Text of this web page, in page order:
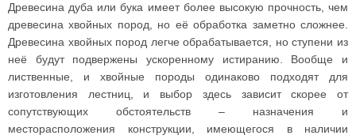
Древесина дуба или бука имеет более высокую прочность, чем
древесина хвойных пород, но её обработка заметно сложнее.
Древесина хвойных пород легче обрабатывается, но ступени из
неё будут подвержены ускоренному истиранию. Вообще и
лиственные, и хвойные породы одинаково подходят для
изготовления лестниц, и выбор здесь зависит скорее от
сопутствующих обстоятельств – назначения и
месторасположения конструкции, имеющегося в наличии